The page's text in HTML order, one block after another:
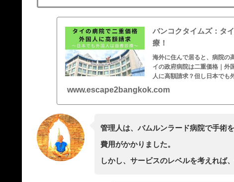
バンコクタイムズ：タ
療！
海外に住んで居ると、病院の
イの政府病院は二重価格｜外
人に高額請求？但し日本でも
www.escape2bangkok.com
管理人は、バムルンラード病院で手術
費用がかかりました。
しかし、サービスのレベルを考えれば